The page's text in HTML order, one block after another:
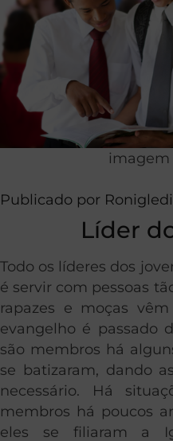
imagem
Publicado por
Líder
Todo os líderes dos
é servir com pessoas
rapazes e moças
evangelho é passado
são membros há
se batizaram, dando
necessário. Há
membros há poucos
eles se filiaram a